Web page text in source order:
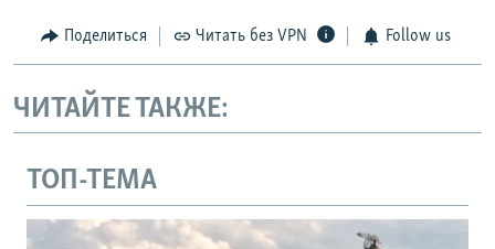
Поделиться Читать без VPN Follow us
ЧИТАЙТЕ ТАКЖЕ:
ТОП-ТЕМА